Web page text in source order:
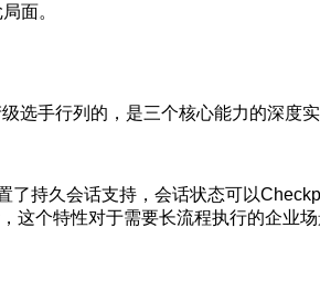
面。
选手行列的，是三个核心能力的深度实
持久会话支持，会话状态可以
这个特性对于需要长流程执行的企